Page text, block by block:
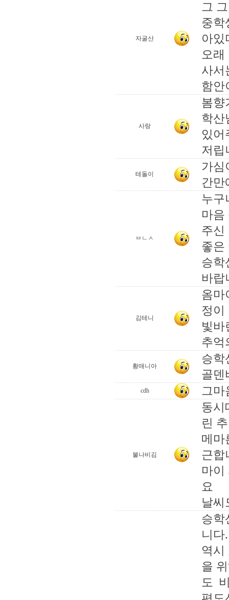
자굴산
그
중학
아있
오
사서
함안
사랑
봄향
학산
있어
저립
테돌이
가심
간만
ㅂㄴㅅ
누구
마음
주신
좋은
승
바랍
김테니
옴마
정이
빛바
추억
황매니아
승
골덴
cdh 그마
불나비김
동시
린
메마
근합
마이
요
날씨
승학
니다.
역시
을
도